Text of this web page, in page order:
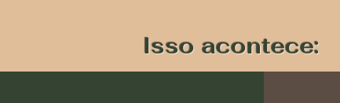
Isso acontece: